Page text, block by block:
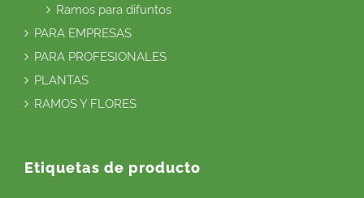
Ramos para difuntos
PARA EMPRESAS
PARA PROFESIONALES
PLANTAS
RAMOS Y FLORES
Etiquetas de producto